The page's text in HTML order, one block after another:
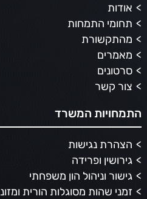
אודות
תחומי התמחות
מהתקשורת
מאמרים
סרטונים
צור קשר
התמחויות המשרד
הצהרת נגישות
גירושין ופרידה
גישור וניהול הון משפחתי
זמני שהות מסוגלות הורית